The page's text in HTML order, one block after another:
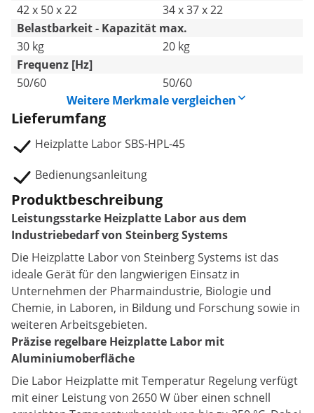
42 x 50 x 22
34 x 37 x 22
Belastbarkeit - Kapazität max.
30 kg
20 kg
Frequenz [Hz]
50/60
50/60
Weitere Merkmale vergleichen
Lieferumfang
Heizplatte Labor SBS-HPL-45
Bedienungsanleitung
Produktbeschreibung
Leistungsstarke Heizplatte Labor aus dem
Industriebedarf von Steinberg Systems
Die Heizplatte Labor von Steinberg Systems ist das
ideale Gerät für den langwierigen Einsatz in
Unternehmen der Pharmaindustrie, Biologie und
Chemie, in Laboren, in Bildung und Forschung sowie in
weiteren Arbeitsgebieten.
Präzise regelbare Heizplatte Labor mit
Aluminiumoberfläche
Die Labor Heizplatte mit Temperatur Regelung verfügt
mit einer Leistung von 2650 W über einen schnell